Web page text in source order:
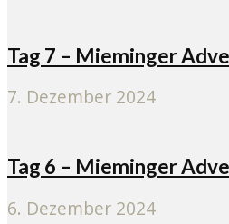
Tag 7 – Mieminger
7. Dezember 2024
Tag 6 – Mieminger
6. Dezember 2024